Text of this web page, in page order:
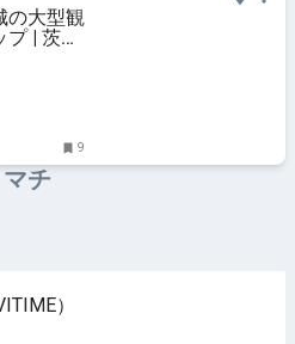
の大型観
| 茨城
9
マチ
）